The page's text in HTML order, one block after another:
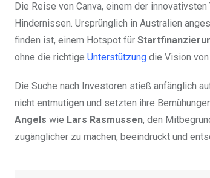
Die Reise von Canva, einem der
Hindernissen. Ursprünglich in Australien
finden ist, einem Hotspot für
ohne die richtige Unterstützung die Vision
Die Suche nach Investoren stieß anfänglich
nicht entmutigen und setzten ihre
Angels wie Lars Rasmussen, den
zugänglicher zu machen, beeindruckt und